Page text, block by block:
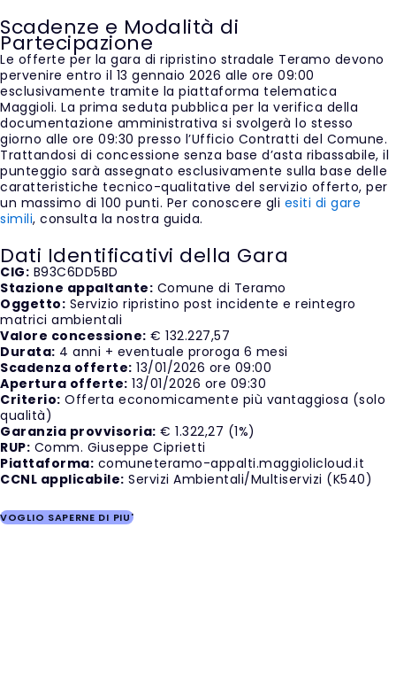
Scadenze e Modalità di
Partecipazione
Le offerte per la gara di ripristino stradale Teramo devono
pervenire entro il 13 gennaio 2026 alle ore 09:00
esclusivamente tramite la piattaforma telematica
Maggioli. La prima seduta pubblica per la verifica della
documentazione amministrativa si svolgerà lo stesso
giorno alle ore 09:30 presso l’Ufficio Contratti del Comune.
Trattandosi di concessione senza base d’asta ribassabile, il
punteggio sarà assegnato esclusivamente sulla base delle
caratteristiche tecnico-qualitative del servizio offerto, per
un massimo di 100 punti. Per conoscere gli esiti di gare
simili, consulta la nostra guida.
Dati Identificativi della Gara
CIG: B93C6DD5BD
Stazione appaltante: Comune di Teramo
Oggetto: Servizio ripristino post incidente e reintegro
matrici ambientali
Valore concessione: € 132.227,57
Durata: 4 anni + eventuale proroga 6 mesi
Scadenza offerte: 13/01/2026 ore 09:00
Apertura offerte: 13/01/2026 ore 09:30
Criterio: Offerta economicamente più vantaggiosa (solo
qualità)
Garanzia provvisoria: € 1.322,27 (1%)
RUP: Comm. Giuseppe Ciprietti
Piattaforma: comuneteramo-appalti.maggiolicloud.it
CCNL applicabile: Servizi Ambientali/Multiservizi (K540)
VOGLIO SAPERNE DI PIU'